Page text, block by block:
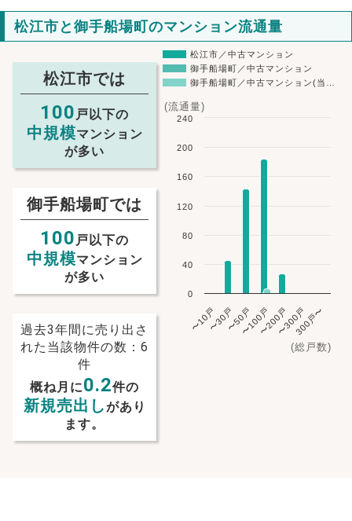
松江市と御手船場町のマンション流通量
松江市では
100 戸以下の
中規模マンション
が多い
御手船場町では
100 戸以下の
中規模マンション
が多い
過去3年間に売り出さ
れた当該物件の数：6
件
概ね月に0.2件の
新規売出しがあり
ます。
(総戸数)
(流通量)
松江市／中古マンション
御手船場町／中古マンション
御手船場町／中古マンション(当…
〜10戸〜30戸〜50戸〜100戸〜200戸〜300戸300戸〜
0
40
80
120
160
200
240